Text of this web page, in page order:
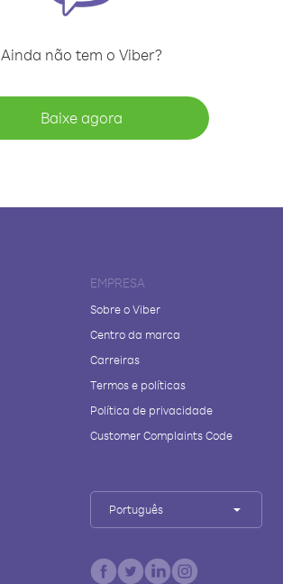
Ainda não tem o Viber?
Baixe agora
EMPRESA
Sobre o Viber
Centro da marca
Carreiras
Termos e políticas
Política de privacidade
Customer Complaints Code
Português